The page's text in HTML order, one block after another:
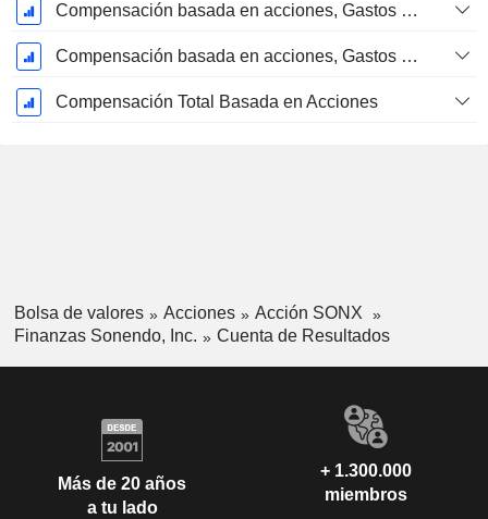
Compensación basada en acciones, Gastos generales y administrativos (Total)
Compensación basada en acciones, Gastos generales y administrativos (Total)
Compensación Total Basada en Acciones
Bolsa de valores Acciones
Acción SONX
Finanzas Sonendo, Inc.
Cuenta de Resultados
Más de 20 años
a tu lado
+ 1.300.000
miembros